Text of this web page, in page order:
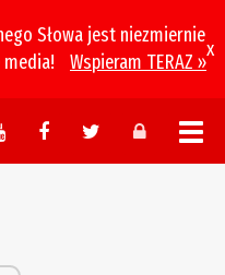
Słowa jest niezmiernie
media!
Wspieram TERAZ »
x